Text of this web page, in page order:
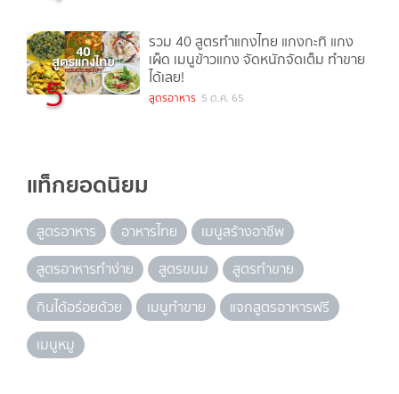
5
รวม 40 สูตรทำแกงไทย แกงกะทิ แกง
เผ็ด เมนูข้าวแกง จัดหนักจัดเต็ม ทำขาย
ได้เลย!
สูตรอาหาร 5 ต.ค. 65
แท็กยอดนิยม
สูตรอาหาร อาหารไทย
เมนูสร้างอาชีพ
สูตรอาหารทำง่าย
สูตรขนม
สูตรทำขาย
กินได้อร่อยด้วย
เมนูทำขาย
แจกสูตรอาหารฟรี
เมนูหมู